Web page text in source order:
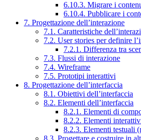
6.10.3. Migrare i
6.10.4. Pubblicare i
7. Progettazione dell’interazione
7.1. Caratteristiche
7.2. User stories per definire
7.2.1. Differenza tra
7.3. Flussi di interazione
7.4. Wireframe
7.5. Prototipi interattivi
8. Progettazione dell’interfaccia
8.1. Obiettivi dell’interfaccia
8.2. Elementi dell’interfaccia
8.2.1. Elementi di
8.2.2. Elementi
8.2.3. Elementi testuali
8.3. Progettare e costruire in